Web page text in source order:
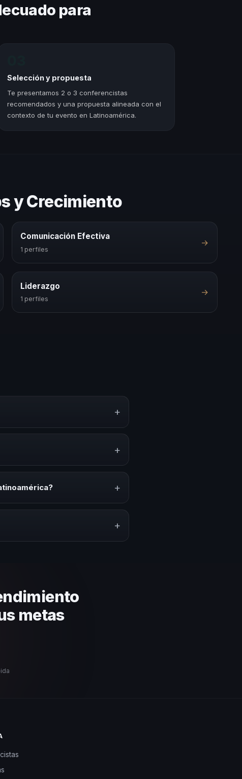
para
Selección y propuesta
Te presentamos 2 o 3 conferencistas
recomendados y una propuesta alineada con el
contexto de tu evento en Latinoamérica.
y Crecimiento
Comunicación Efectiva
1 perfiles
→
Liderazgo
1 perfiles
→
+
+
+
+
metas